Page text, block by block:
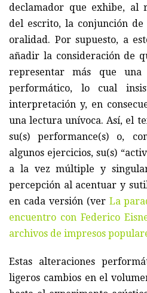
declamador que exhibe, al
del escrito, la conjunción
oralidad. Por supuesto, a
añadir la consideración de
representar más que
performático, lo cual
interpretación y, en
una lectura unívoca. Así, el
su(s) performance(s) o,
algunos ejercicios, su(s)
a la vez múltiple y
percepción al acentuar y
en cada versión (ver La
encuentro con Federico
archivos de impresos
Estas alteraciones
ligeros cambios en el